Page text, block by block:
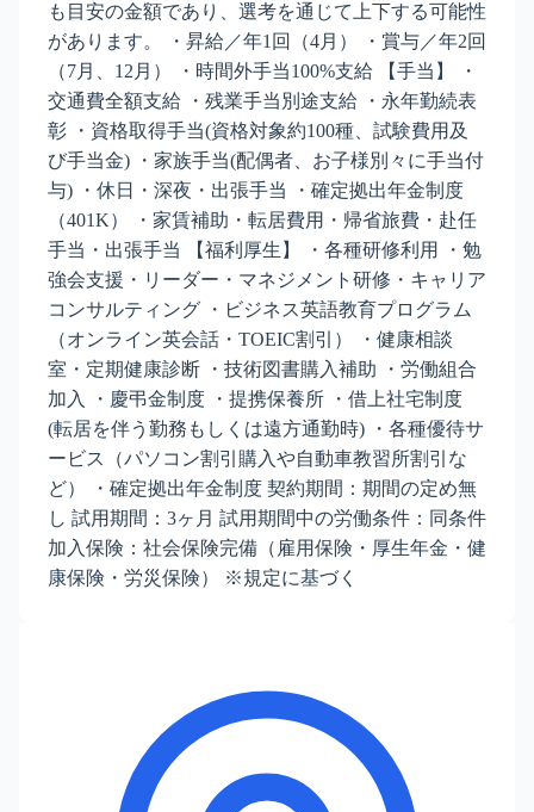
も目安の金額であり、選考を通じて上下する可能性
があります。 ・昇給／年1回（4月） ・賞与／年2回
（7月、12月） ・時間外手当100%支給 【手当】 ・
交通費全額支給 ・残業手当別途支給 ・永年勤続表
彰 ・資格取得手当(資格対象約100種、試験費用及
び手当金) ・家族手当(配偶者、お子様別々に手当付
与) ・休日・深夜・出張手当 ・確定拠出年金制度
（401K） ・家賃補助・転居費用・帰省旅費・赴任
手当・出張手当 【福利厚生】 ・各種研修利用 ・勉
強会支援・リーダー・マネジメント研修・キャリア
コンサルティング ・ビジネス英語教育プログラム
（オンライン英会話・TOEIC割引） ・健康相談
室・定期健康診断 ・技術図書購入補助 ・労働組合
加入 ・慶弔金制度 ・提携保養所 ・借上社宅制度
(転居を伴う勤務もしくは遠方通勤時) ・各種優待サ
ービス（パソコン割引購入や自動車教習所割引な
ど） ・確定拠出年金制度 契約期間：期間の定め無
し 試用期間：3ヶ月 試用期間中の労働条件：同条件
加入保険：社会保険完備（雇用保険・厚生年金・健
康保険・労災保険） ※規定に基づく